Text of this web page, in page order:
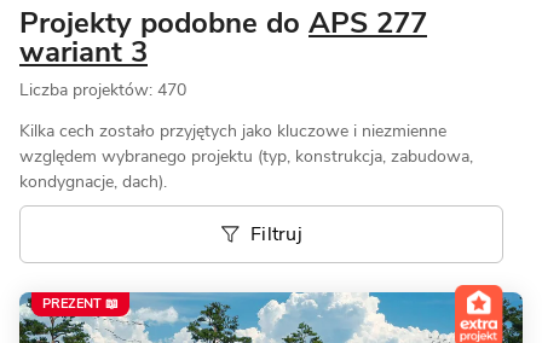
Projekty podobne do APS 277
wariant 3
Liczba projektów: 470
Kilka cech zostało przyjętych jako kluczowe i niezmienne
względem wybranego projektu (typ, konstrukcja, zabudowa,
kondygnacje, dach).
Filtruj
PREZENT 📖